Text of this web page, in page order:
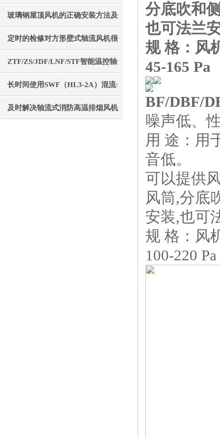
的生命财产安全
玻璃钢屋顶风机的正确安装方法及
实用操作技巧分享
定时的检修对方形壁式轴流风机很
有必要
ZTF/ZS/JDF/LNF/STF智能温控轴
流风机介绍
长时间使用SWF（HL3-2A）混流
风机后要注意清理
及时解决轴流式消防高温排烟风机
分底吹和
也可法兰
规 格：风
45-165 Pa
BF/DBF/
噪声低、
用 途：用
音低。
可以提供
风筒,分底
安装,也可
规 格：风
100-220 Pa